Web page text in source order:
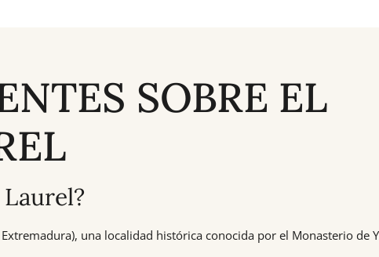
SOBRE EL
una localidad histórica conocida por el Monasterio de